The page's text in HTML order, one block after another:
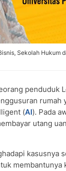
Sekolah Hukum
penduduk
rumah
(AI). Pada
utang
kasusnya